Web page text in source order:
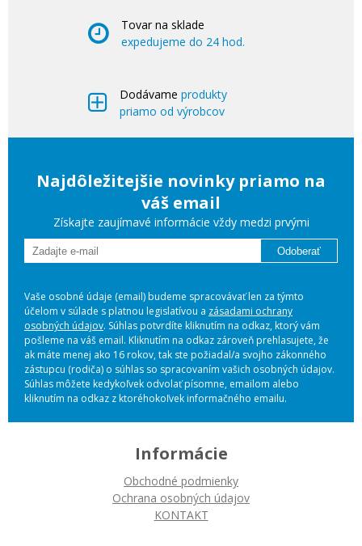
Tovar na sklade
expedujeme do 24 hod.
Dodávame produkty
priamo od výrobcov
Najdôležitejšie novinky priamo na
váš email
Získajte zaujímavé informácie vždy medzi prvými
Odoberať
Vaše osobné údaje (email) budeme spracovávať len za týmto
účelom v súlade s platnou legislatívou a zásadami ochrany
osobných údajov. Súhlas potvrdíte kliknutím na odkaz, ktorý vám
pošleme na váš email. Kliknutím na odkaz zároveň prehlasujete, že
ak máte menej ako 16 rokov, tak ste požiadal/a svojho zákonného
zástupcu (rodiča) o súhlas so spracovaním vašich osobných údajov.
Súhlas môžete kedykoľvek odvolať písomne, emailom alebo
kliknutím na odkaz z ktoréhokoľvek informačného emailu.
Informácie
Obchodné podmienky
Ochrana osobných údajov
KONTAKT